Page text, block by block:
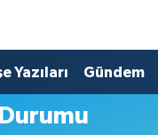
Yazıları Gündem